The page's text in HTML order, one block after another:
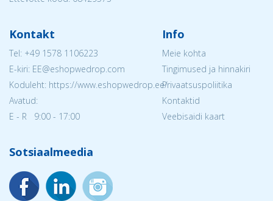
Kontakt
Tel: +49 1578 1106223
E-kiri: EE@eshopwedrop.com
Koduleht: https://www.eshopwedrop.ee/
Avatud:
E - R 9:00 - 17:00
Info
Meie kohta
Tingimused ja hinnakiri
Privaatsuspoliitika
Kontaktid
Veebisaidi kaart
Sotsiaalmeedia